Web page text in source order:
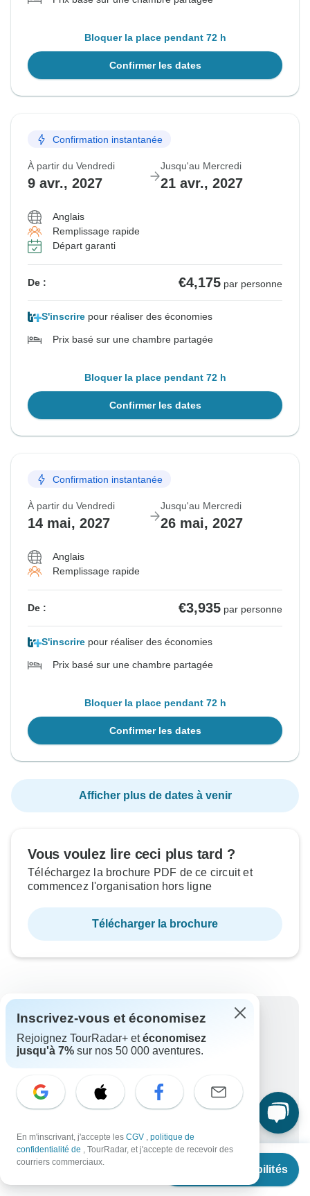
À partir de
Voir les disponibilités
Bloquer la place pendant 72 h
Confirmer les dates
Confirmation instantanée
À partir du Vendredi
9 avr., 2027
Jusqu'au Mercredi
21 avr., 2027
Anglais
Remplissage rapide
Départ garanti
De : €4,175 par personne
S'inscrire pour réaliser des économies
Prix basé sur une chambre partagée
Bloquer la place pendant 72 h
Confirmer les dates
Confirmation instantanée
À partir du Vendredi
14 mai, 2027
Jusqu'au Mercredi
26 mai, 2027
Anglais
Remplissage rapide
De : €3,935 par personne
S'inscrire pour réaliser des économies
Prix basé sur une chambre partagée
Bloquer la place pendant 72 h
Confirmer les dates
Afficher plus de dates à venir
Vous voulez lire ceci plus tard ?
Téléchargez la brochure PDF de ce circuit et
commencez l'organisation hors ligne
Télécharger la brochure
Pourquoi réserver avec TourRadar ?
Options de paiement flexibles
Garantie du meilleur prix
Profitez de réductions exclusives réservées
aux membres de TourRadar+
Pour protéger votre paiement et garantir que votre
réservation sera traitée en Autriche, ne transférez
Plus d'avantages
Inscrivez-vous et économisez
Rejoignez TourRadar+ etéconomisez
jusqu'à 7% sur nos 50 000 aventures.
En m'inscrivant, j'accepte les CGV , politique de
confidentialité de , TourRadar, et j'accepte de recevoir des
courriers commerciaux.